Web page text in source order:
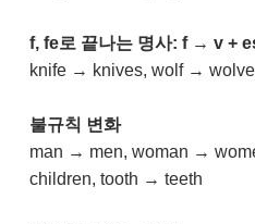
f, fe로 끝나는 명사: f → v +
knife → knives, wolf →
불규칙 변화
man → men, woman →
children, tooth → teeth